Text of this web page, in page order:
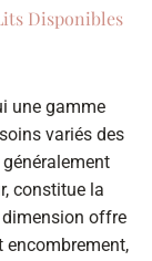
Disponibles
une gamme
variés des
constitue la
dimension offre
encombrement,